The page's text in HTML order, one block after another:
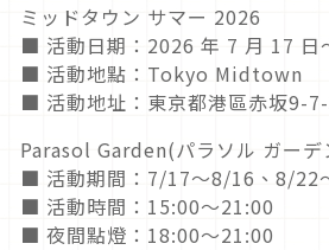
ミッドタウン サマー 2026
■ 活動日期：2026 年 7 月 17 日
■ 活動地點：Tokyo Midtown
■ 活動地址：東京都港區赤坂9-
Parasol Garden(パラソル ガーデ
■ 活動期間：7/17～8/16、8/22
■ 活動時間：15:00～21:00
■ 夜間點燈：18:00～21:00